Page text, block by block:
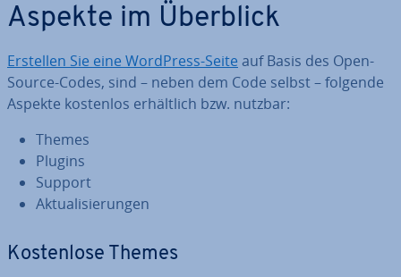
Aspekte im Überblick
Erstellen Sie eine WordPress-Seite auf Basis des Open-
Source-Codes, sind – neben dem Code selbst – folgende
Aspekte kostenlos er­hält­lich bzw. nutzbar:
Themes
Plugins
Support
Ak­tua­li­sie­run­gen
Kos­ten­lo­se Themes